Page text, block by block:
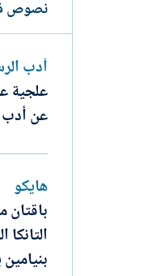
نصوص
أدب
عن أدب
هايكو